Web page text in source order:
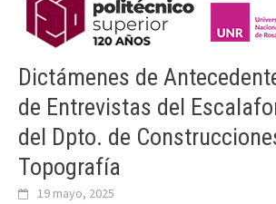
Dictámenes de
de Entrevistas del
del Dpto. de
Topografía
19 mayo, 2025